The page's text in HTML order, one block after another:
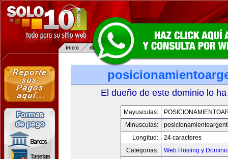
El dueño de este dominio lo
Mayusculas:
Minusculas:
Longitud:
24 caracteres
Categorias:
Web Hosting y